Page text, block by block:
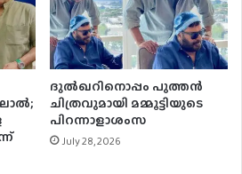
ദുൽഖറിനൊപ്പം പുത്തൻ
ചിത്രവുമായി മമ്മൂട്ടിയുടെ
പിറന്നാളാശംസ
July 28, 2026